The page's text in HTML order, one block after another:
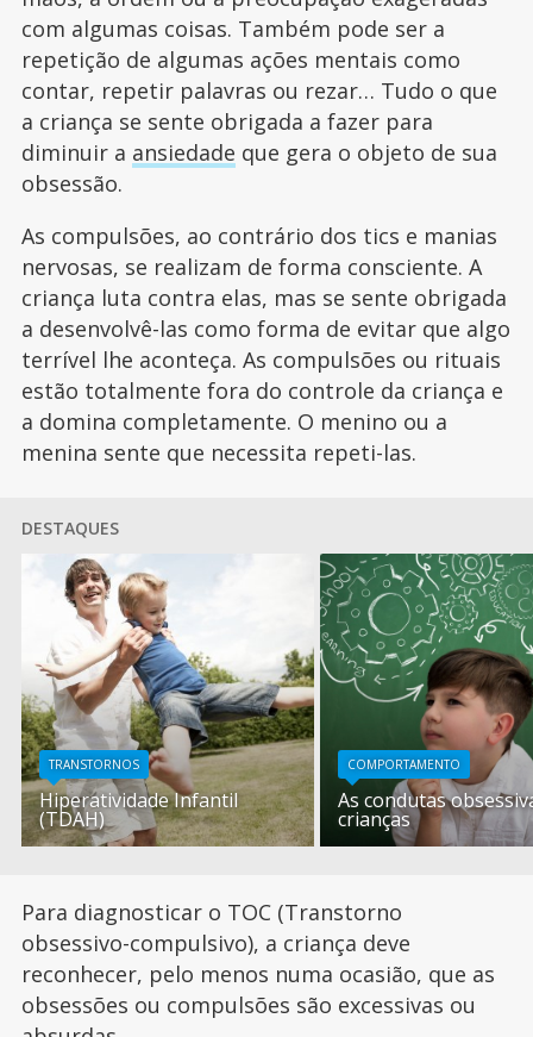
com algumas coisas. Também pode ser a
repetição de algumas ações mentais como
contar, repetir palavras ou rezar… Tudo o que
a criança se sente obrigada a fazer para
diminuir a ansiedade que gera o objeto de sua
obsessão.
As compulsões, ao contrário dos tics e manias
nervosas, se realizam de forma consciente. A
criança luta contra elas, mas se sente obrigada
a desenvolvê-las como forma de evitar que algo
terrível lhe aconteça. As compulsões ou rituais
estão totalmente fora do controle da criança e
a domina completamente. O menino ou a
menina sente que necessita repeti-las.
DESTAQUES
TRANSTORNOS
Hiperatividade Infantil
(TDAH)
COMPORTAMENTO
As condutas
crianças
Para diagnosticar o TOC (Transtorno
obsessivo-compulsivo), a criança deve
reconhecer, pelo menos numa ocasião, que as
obsessões ou compulsões são excessivas ou